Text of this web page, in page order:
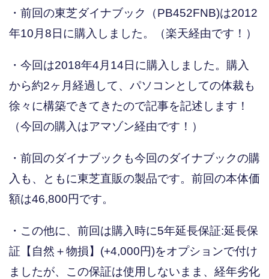
・前回の東芝ダイナブック（PB452FNB)は2012
年10月8日に購入しました。（楽天経由です！）
・今回は2018年4月14日に購入しました。購入
から約2ヶ月経過して、パソコンとしての体裁も
徐々に構築できてきたので記事を記述します！
（今回の購入はアマゾン経由です！）
・前回のダイナブックも今回のダイナブックの購
入も、ともに東芝直販の製品です。前回の本体価
額は46,800円です。
・この他に、前回は購入時に5年延長保証:延長保
証【自然＋物損】(+4,000円)をオプションで付け
ましたが、この保証は使用しないまま、経年劣化